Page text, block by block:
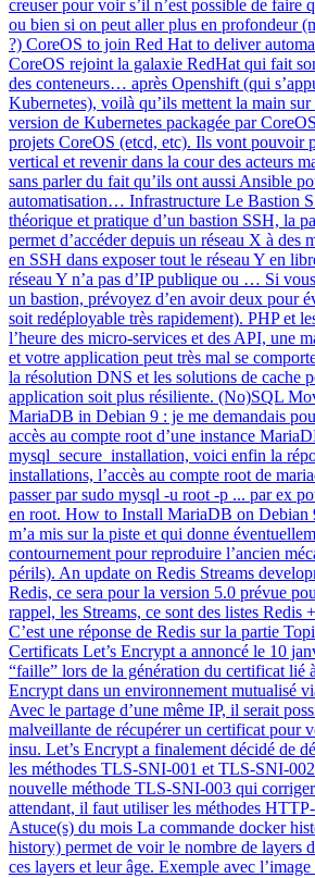
creuser pour voir s’il n’est possible de faire
ou bien si on peut aller plus en profondeur
?) CoreOS to join Red Hat to deliver
CoreOS rejoint la galaxie RedHat qui fait
des conteneurs… après Openshift (qui
Kubernetes), voilà qu’ils mettent la main
version de Kubernetes packagée par
projets CoreOS (etcd, etc). Ils vont pouvoir
vertical et revenir dans la cour des acteurs
sans parler du fait qu’ils ont aussi Ansible
automatisation… Infrastructure Le Bastion
théorique et pratique d’un bastion SSH, la
permet d’accéder depuis un réseau X à des
en SSH dans exposer tout le réseau Y en
réseau Y n’a pas d’IP publique ou … Si
un bastion, prévoyez d’en avoir deux pour
soit redéployable très rapidement). PHP et
l’heure des micro-services et des API, une
et votre application peut très mal se
la résolution DNS et les solutions de cache
application soit plus résiliente. (No)SQL
MariaDB in Debian 9 : je me demandais
accès au compte root d’une instance
mysql_secure_installation, voici enfin la
installations, l’accès au compte root de
passer par sudo mysql -u root -p ... par ex
en root. How to Install MariaDB on Debian
m’a mis sur la piste et qui donne
contournement pour reproduire l’ancien
périls). An update on Redis Streams
Redis, ce sera pour la version 5.0 prévue
rappel, les Streams, ce sont des listes Redis
C’est une réponse de Redis sur la partie
Certificats Let’s Encrypt a annoncé le 10
“faille” lors de la génération du certificat lié
Encrypt dans un environnement mutualisé
Avec le partage d’une même IP, il serait
malveillante de récupérer un certificat pour
insu. Let’s Encrypt a finalement décidé de
les méthodes TLS-SNI-001 et TLS-SNI-
nouvelle méthode TLS-SNI-003 qui
attendant, il faut utiliser les méthodes
Astuce(s) du mois La commande docker
history) permet de voir le nombre de layers
ces layers et leur âge. Exemple avec